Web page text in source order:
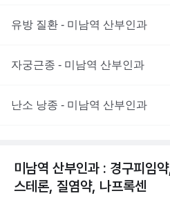
유방 질환 - 미남역 산부인과
자궁근종 - 미남역 산부인과
난소 낭종 - 미남역 산부인과
미남역 산부인과 : 경구피임
스테론, 질염약, 나프록센